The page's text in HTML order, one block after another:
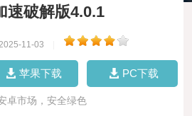
速破解版4.0.1
11-03
苹果下载 PC下载
卓市场，安全绿色